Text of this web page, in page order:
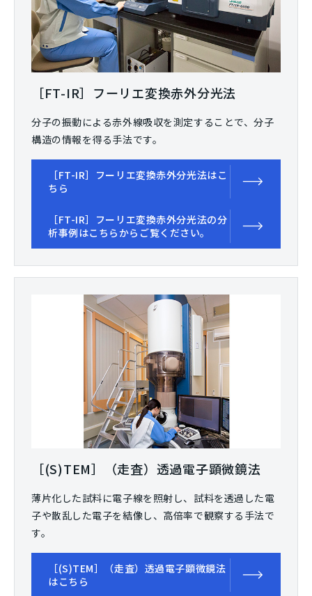
［FT-IR］フーリエ変換赤外分光法
分子の振動による赤外線吸収を測定することで、分子
構造の情報を得る手法です。
［FT-IR］フーリエ変換赤外分光法はこ
ちら
［FT-IR］フーリエ変換赤外分光法の分
析事例はこちらからご覧ください。
［(S)TEM］（走査）透過電子顕微鏡法
薄片化した試料に電子線を照射し、試料を透過した電
子や散乱した電子を結像し、高倍率で観察する手法で
す。
［(S)TEM］（走査）透過電子顕微鏡法
はこちら